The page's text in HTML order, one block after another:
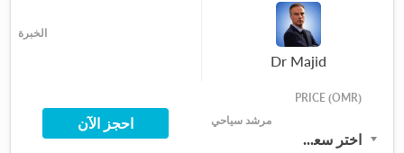
Dr Majid
الخبرة
PRICE (OMR)
اختر سعرًا من القائمة
مرشد سياحي احجز الآن